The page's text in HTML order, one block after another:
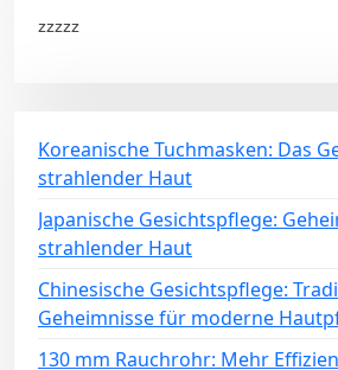
zzzzz
Koreanische Tuchmasken: Das
strahlender Haut
Japanische Gesichtspflege:
strahlender Haut
Chinesische Gesichtspflege:
Geheimnisse für moderne
130 mm Rauchrohr: Mehr